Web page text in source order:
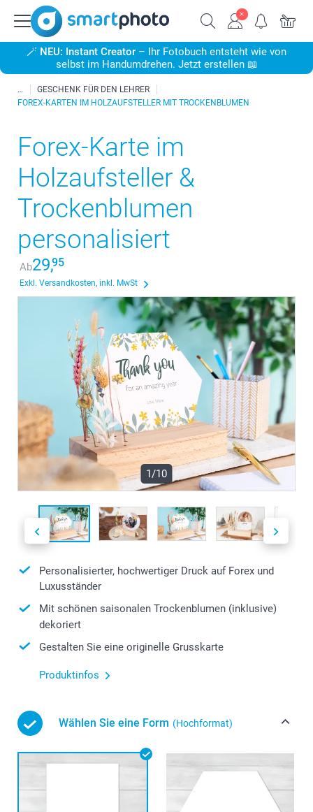
🪄 NEU: Instant Creator – Ihr Fotobuch entsteht wie von
selbst im Handumdrehen. Jetzt erstellen 📖
GESCHENK FÜR DEN LEHRER
FOREX-KARTEN IM HOLZAUFSTELLER MIT TROCKENBLUMEN
Forex-Karte im
Holzaufsteller &
Trockenblumen
personalisiert
Ab29,95
Exkl. Versandkosten, inkl. MwSt
1/10
Personalisierter, hochwertiger Druck auf Forex und
Luxusständer
Mit schönen saisonalen Trockenblumen (inklusive)
dekoriert
Gestalten Sie eine originelle Grusskarte
Produktinfos
Wählen Sie eine Form (Hochformat)